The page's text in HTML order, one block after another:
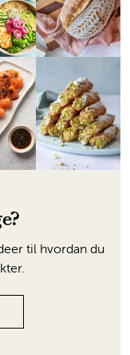
til hvordan du